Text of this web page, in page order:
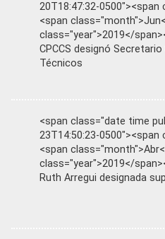
20T18:47:32-0500"><span
<span
class="year">2019</
CPCCS designó
Técnicos
<span class="date time
23T14:50:23-0500"><span
<span
class="year">2019</
Ruth Arregui designada